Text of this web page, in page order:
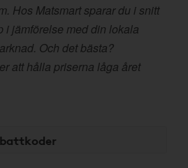
Hos Matsmart sparar du i snitt
i jämförelse med din lokala
Och det bästa?
att hålla priserna låga året